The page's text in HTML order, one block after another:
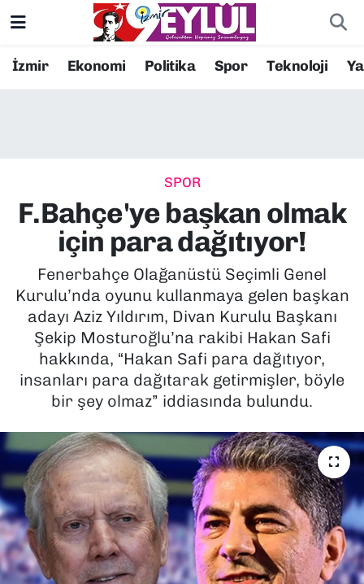
İzmir Ekonomi Politika Spor Teknoloji
SPOR
F.Bahçe'ye başkan olmak
için para dağıtıyor!
Fenerbahçe Olağanüstü Seçimli Genel
Kurulu’nda oyunu kullanmaya gelen başkan
adayı Aziz Yıldırım, Divan Kurulu Başkanı
Şekip Mosturoğlu’na rakibi Hakan Safi
hakkında, “Hakan Safi para dağıtıyor,
insanları para dağıtarak getirmişler, böyle
bir şey olmaz” iddiasında bulundu.
Resmi İlanlar
EKONOMİ
KÜLTÜR SANAT
MAGAZİN
POLİTİKA
SAĞLIK
SPOR
TEKNOLOJİ
YAŞAM
YEREL YÖNETİMLER
Konak Nöbetçi Eczaneler
Süper Lig Puan Durumu ve Fikstür
Tüm Manşetler
Son Dakika Haberleri
Haber Arşivi